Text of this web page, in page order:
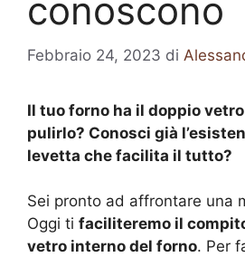
conoscono
Febbraio 24, 2023 di
Il tuo forno ha il doppio
pulirlo? Conosci già
levetta che facilita il tutto?
Sei pronto ad affrontare una
Oggi ti faciliteremo il
vetro interno del forno. Per